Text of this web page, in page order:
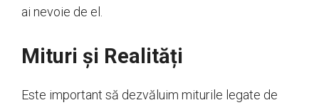
ai nevoie de el.
Mituri și Realități
Este important să dezvăluim miturile legate de